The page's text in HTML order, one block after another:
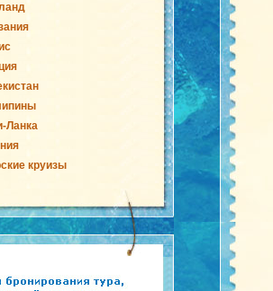
Ланка
круизы